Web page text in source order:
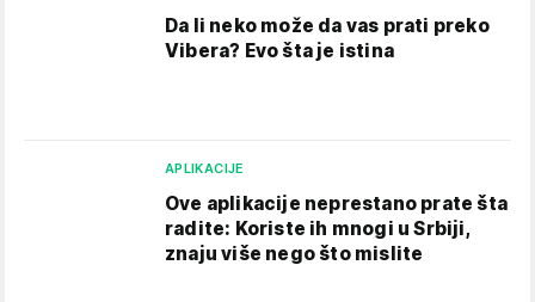
Da li neko može da vas prati preko
Vibera? Evo šta je istina
APLIKACIJE
Ove aplikacije neprestano prate šta
radite: Koriste ih mnogi u Srbiji,
znaju više nego što mislite